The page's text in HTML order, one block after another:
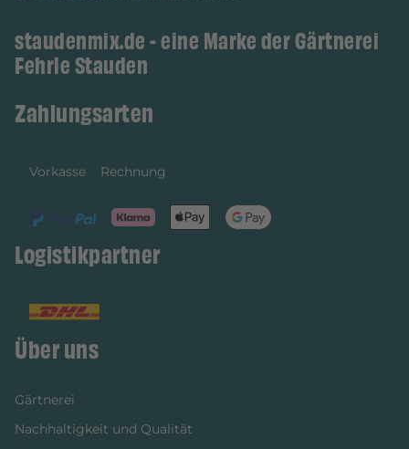
staudenmix.de - eine Marke der Gärtnerei
Fehrle Stauden
Zahlungsarten
Vorkasse Rechnung
Logistikpartner
Über uns
Gärtnerei
Nachhaltigkeit und Qualität